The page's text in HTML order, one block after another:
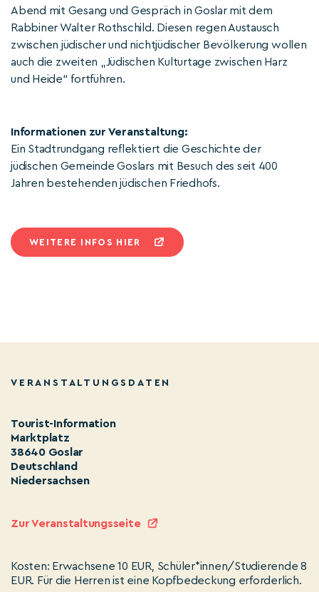
Abend mit Gesang und Gespräch in Goslar mit dem
Rabbiner Walter Rothschild. Diesen regen Austausch
zwischen jüdischer und nichtjüdischer Bevölkerung wollen
auch die zweiten „Jüdischen Kulturtage zwischen Harz
und Heide“ fortführen.
Informationen zur Veranstaltung:
Ein Stadtrundgang reflektiert die Geschichte der
jüdischen Gemeinde Goslars mit Besuch des seit 400
Jahren bestehenden jüdischen Friedhofs.
WEITERE INFOS HIER
VERANSTALTUNGSDATEN
Tourist-Information
Marktplatz
38640 Goslar
Deutschland
Niedersachsen
Zur Veranstaltungsseite
Kosten: Erwachsene 10 EUR, Schüler*innen/Studierende 8
EUR. Für die Herren ist eine Kopfbedeckung erforderlich.